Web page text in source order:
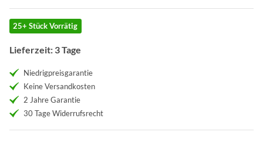
25+ Stück Vorrätig
Lieferzeit: 3 Tage
Niedrigpreisgarantie
Keine Versandkosten
2 Jahre Garantie
30 Tage Widerrufsrecht